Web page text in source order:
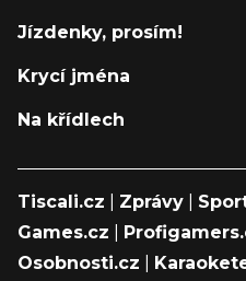
Jízdenky, prosím!
Krycí jména
Na křídlech
Tiscali.cz Zprávy
Games.cz
Osobnosti.cz